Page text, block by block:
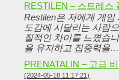
RESTILEN – 스트레스
Restilen은 저에게 게임
도감에 시달리는 사람
질적인 차이를 느꼈습
을 유지하고 집중력을…
PRENATALIN – 고급
(2024-05-18 11:17:21)